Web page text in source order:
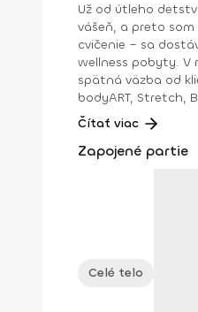
Už od útleho
vášeň, a preto som sa vždy riadila heslom: ŠPORT je
cvičenie – sa
wellness pobyty. V roku 2018 som získala ocenenie od portálu cvicte.sk Fitleader – skupinový tréner nováčik 2018. No oveľa väčším ocenením bola vždy pre mňa pozitívna
spätná väzba od klientov. • YOGA teacher RYT@200 • POWER YOGA inštruktor • Kondičný tréner 1. kv. stupňa • Certifikovaná
bodyART, Stretch, BAX –
skupina: ŠPORT je
Čítať viac
Zapojené partie
Celé telo